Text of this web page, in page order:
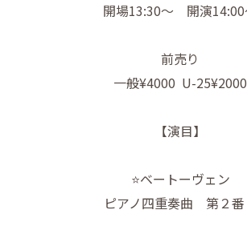
開場13:30〜 開演14:00
前売り
一般¥4000 U-25¥2000
【演目】
⭐️ベートーヴェン
ピアノ四重奏曲 第２番